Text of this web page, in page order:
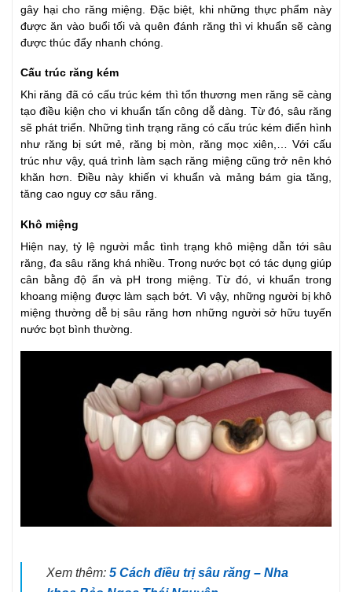
gây hại cho răng miệng. Đặc biệt, khi những thực phẩm này
được ăn vào buổi tối và quên đánh răng thì vi khuẩn sẽ càng
được thúc đẩy nhanh chóng.
Cấu trúc răng kém
Khi răng đã có cấu trúc kém thì tổn thương men răng sẽ càng
tạo điều kiện cho vi khuẩn tấn công dễ dàng. Từ đó, sâu răng
sẽ phát triển. Những tình trạng răng có cấu trúc kém điển hình
như răng bị sứt mẻ, răng bị mòn, răng mọc xiên,… Với cấu
trúc như vậy, quá trình làm sạch răng miệng cũng trở nên khó
khăn hơn. Điều này khiến vi khuẩn và mảng bám gia tăng,
tăng cao nguy cơ sâu răng.
Khô miệng
Hiện nay, tỷ lệ người mắc tình trạng khô miệng dẫn tới sâu
răng, đa sâu răng khá nhiều. Trong nước bọt có tác dụng giúp
cân bằng độ ẩn và pH trong miệng. Từ đó, vi khuẩn trong
khoang miệng được làm sạch bớt. Vì vậy, những người bị khô
miệng thường dễ bị sâu răng hơn những người sở hữu tuyến
nước bọt bình thường.
Xem thêm: 5 Cách điều trị sâu răng – Nha